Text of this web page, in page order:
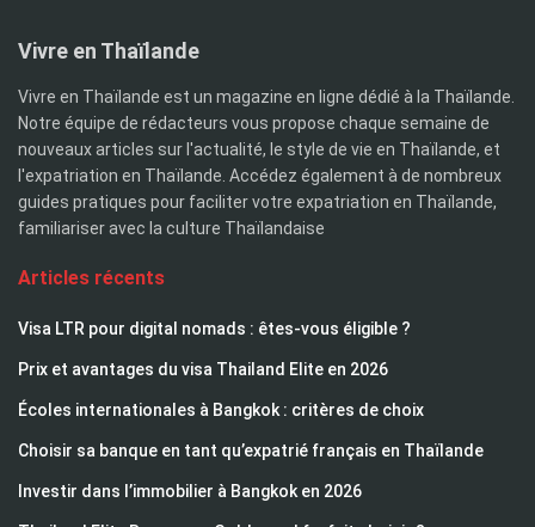
Vivre en Thaïlande
Vivre en Thaïlande est un magazine en ligne dédié à la Thaïlande.
Notre équipe de rédacteurs vous propose chaque semaine de
nouveaux articles sur l'actualité, le style de vie en Thaïlande, et
l'expatriation en Thaïlande. Accédez également à de nombreux
guides pratiques pour faciliter votre expatriation en Thaïlande,
familiariser avec la culture Thaïlandaise
Articles récents
Visa LTR pour digital nomads : êtes-vous éligible ?
Prix et avantages du visa Thailand Elite en 2026
Écoles internationales à Bangkok : critères de choix
Choisir sa banque en tant qu’expatrié français en Thaïlande
Investir dans l’immobilier à Bangkok en 2026